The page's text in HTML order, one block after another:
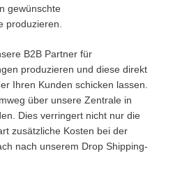
gewünschte
produzieren.
B2B Partner für
produzieren und diese direkt
Ihren Kunden schicken lassen.
über unsere Zentrale in
Dies verringert nicht nur die
zusätzliche Kosten bei der
nach unserem Drop Shipping-